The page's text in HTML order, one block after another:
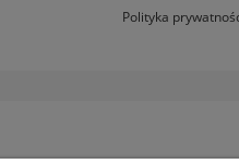
Polityka